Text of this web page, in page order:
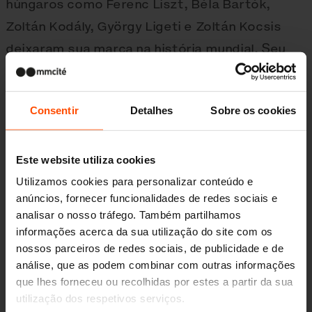
Consentir Detalhes Sobre os cookies
Este website utiliza cookies
Utilizamos cookies para personalizar conteúdo e
anúncios, fornecer funcionalidades de redes sociais e
analisar o nosso tráfego. Também partilhamos
informações acerca da sua utilização do site com os
nossos parceiros de redes sociais, de publicidade e de
análise, que as podem combinar com outras informações
que lhes forneceu ou recolhidas por estes a partir da sua
utilização dos respetivos serviços.
húngaros como Ferenc Liszt, Béla Bartók,
Zoltán Kodály, György Ligeti e Zoltán Kocsis
deixaram sua marca na história mundial. Seu
legado é captado pela Casa da Música, uma
nova instituição e local da primeira
exposição abrangente do país apresentando
selecionado entre 170 projetos internacionais
e atraiu enorme atenção nos círculos
profissionais internacionais desde seu anúcio.
A CNN e a World Architecture Community
incluíram-no imediatamente entre os dez
novos edifícios mais esperados do ano.
O resultado final não decepcionou, surgiu uma